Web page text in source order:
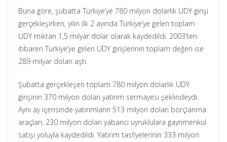
Buna göre, şubatta Türkiye’ye 780 milyon dolarlık UDY girişi
gerçekleşirken, yılın ilk 2 ayında Türkiye’ye gelen toplam
UDY miktarı 1,5 milyar dolar olarak kaydedildi. 2003’ten
itibaren Türkiye’ye gelen UDY girişlerinin toplam değeri ise
289 milyar doları aştı.
Şubatta gerçekleşen toplam 780 milyon dolarlık UDY
girişinin 370 milyon doları yatırım sermayesi şeklindeydi.
Aynı ay içerisinde yatırımların 513 milyon doları borçlanma
araçları, 230 milyon doları yabancı uyruklulara gayrimenkul
satışı yoluyla kaydedildi. Yatırım tasfiyelerinin 333 milyon